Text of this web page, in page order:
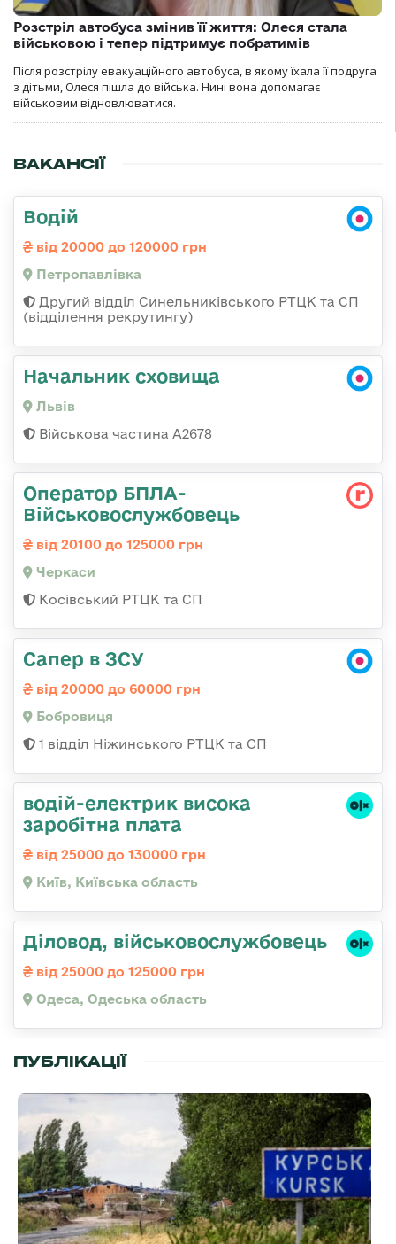
Розстріл автобуса змінив її життя: Олеся стала
військовою і тепер підтримує побратимів
Після розстрілу евакуаційного автобуса, в якому їхала її подруга
з дітьми, Олеся пішла до війська. Нині вона допомагає
військовим відновлюватися.
ВАКАНСІЇ
Водій
від 20000 до 120000 грн
Петропавлівка
Другий відділ Синельниківського РТЦК та СП
(відділення рекрутингу)
Начальник сховища
Львів
Військова частина А2678
Оператор БПЛА-
Військовослужбовець
від 20100 до 125000 грн
Черкаси
Косівський РТЦК та СП
Сапер в ЗСУ
від 20000 до 60000 грн
Бобровиця
1 відділ Ніжинського РТЦК та СП
водій-електрик висока
заробітна плата
від 25000 до 130000 грн
Київ, Київська область
Діловод, військовослужбовець
від 25000 до 125000 грн
Одеса, Одеська область
ПУБЛІКАЦІЇ